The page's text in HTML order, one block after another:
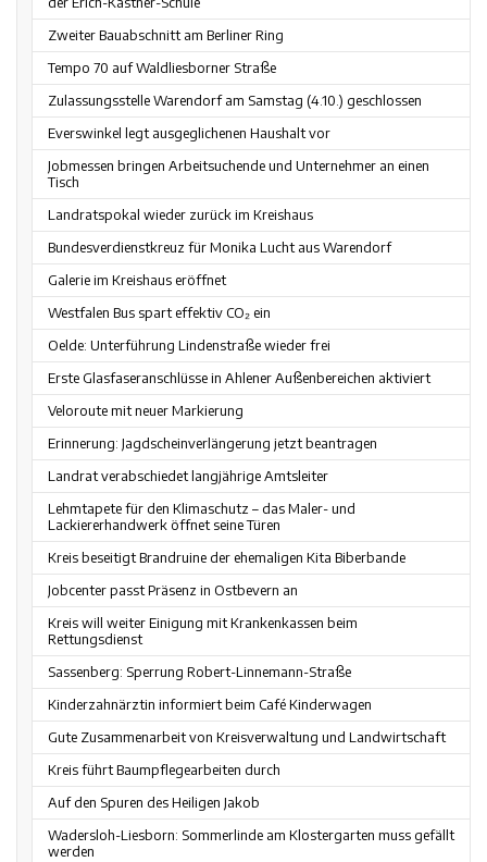
Zweiter Bauabschnitt am Berliner Ring
Tempo 70 auf Waldliesborner Straße
Zulassungsstelle Warendorf am Samstag (4.10.) geschlossen
Everswinkel legt ausgeglichenen Haushalt vor
Jobmessen bringen Arbeitsuchende und Unternehmer an einen
Tisch
Landratspokal wieder zurück im Kreishaus
Bundesverdienstkreuz für Monika Lucht aus Warendorf
Galerie im Kreishaus eröffnet
Westfalen Bus spart effektiv CO₂ ein
Oelde: Unterführung Lindenstraße wieder frei
Erste Glasfaseranschlüsse in Ahlener Außenbereichen aktiviert
Veloroute mit neuer Markierung
Erinnerung: Jagdscheinverlängerung jetzt beantragen
Landrat verabschiedet langjährige Amtsleiter
Lehmtapete für den Klimaschutz – das Maler- und
Lackiererhandwerk öffnet seine Türen
Kreis beseitigt Brandruine der ehemaligen Kita Biberbande
Jobcenter passt Präsenz in Ostbevern an
Kreis will weiter Einigung mit Krankenkassen beim
Rettungsdienst
Sassenberg: Sperrung Robert-Linnemann-Straße
Kinderzahnärztin informiert beim Café Kinderwagen
Gute Zusammenarbeit von Kreisverwaltung und Landwirtschaft
Kreis führt Baumpflegearbeiten durch
Auf den Spuren des Heiligen Jakob
Wadersloh-Liesborn: Sommerlinde am Klostergarten muss gefällt
werden